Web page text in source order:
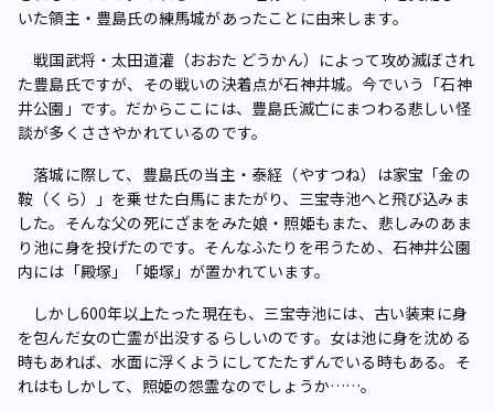
いた領主・豊島氏の練馬城があったことに由来します。
戦国武将・太田道灌（おおた どうかん）によって攻め滅ぼされ
た豊島氏ですが、その戦いの決着点が石神井城。今でいう「石神
井公園」です。だからここには、豊島氏滅亡にまつわる悲しい怪
談が多くささやかれているのです。
落城に際して、豊島氏の当主・泰経（やすつね）は家宝「金の
鞍（くら）」を乗せた白馬にまたがり、三宝寺池へと飛び込みま
した。そんな父の死にざまをみた娘・照姫もまた、悲しみのあま
り池に身を投げたのです。そんなふたりを弔うため、石神井公園
内には「殿塚」「姫塚」が置かれています。
しかし600年以上たった現在も、三宝寺池には、古い装束に身
を包んだ女の亡霊が出没するらしいのです。女は池に身を沈める
時もあれば、水面に浮くようにしてたたずんでいる時もある。そ
れはもしかして、照姫の怨霊なのでしょうか……。